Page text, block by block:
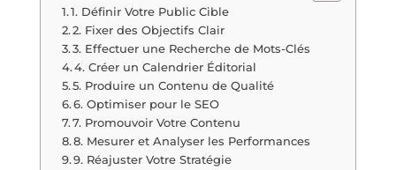
1. Définir Votre Public Cible
2. Fixer des Objectifs Clair
3. Effectuer une Recherche de Mots-Clés
4. Créer un Calendrier Éditorial
5. Produire un Contenu de Qualité
6. Optimiser pour le SEO
7. Promouvoir Votre Contenu
8. Mesurer et Analyser les Performances
9. Réajuster Votre Stratégie